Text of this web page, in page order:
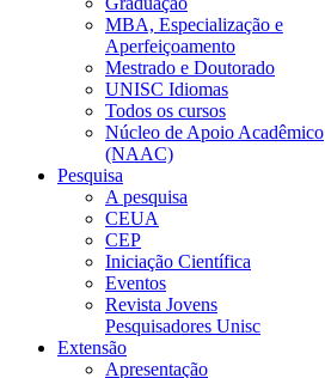
MBA, Especialização e
Aperfeiçoamento
Mestrado e Doutorado
UNISC Idiomas
Todos os cursos
Núcleo de Apoio Acadêmico
(NAAC)
Pesquisa
A pesquisa
CEUA
CEP
Iniciação Científica
Eventos
Revista Jovens
Pesquisadores Unisc
Extensão
Apresentação